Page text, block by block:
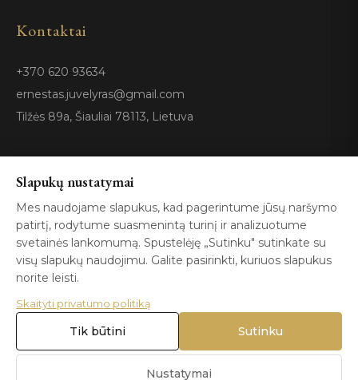
Kontaktai
+370 620 93634
ernestas.juvelyras@gmail.com
Tilžės 89a, Šiauliai 78113, Lietuva
GIA
Certified
ISO 9001
100%
Authentic
© 2026 Blizga.lt. Visos teisės saugomos. |Privatumo politika|
Naudojimo sąlygos
Slapukų nustatymai
Mes naudojame slapukus, kad pagerintume jūsų naršymo
patirtį, rodytume suasmenintą turinį ir analizuotume
svetainės lankomumą. Spustelėję „Sutinku" sutinkate su
visų slapukų naudojimu. Galite pasirinkti, kuriuos slapukus
norite leisti.
Skaityti privatumo politiką
Nustatymai
Tik būtini Sutinku